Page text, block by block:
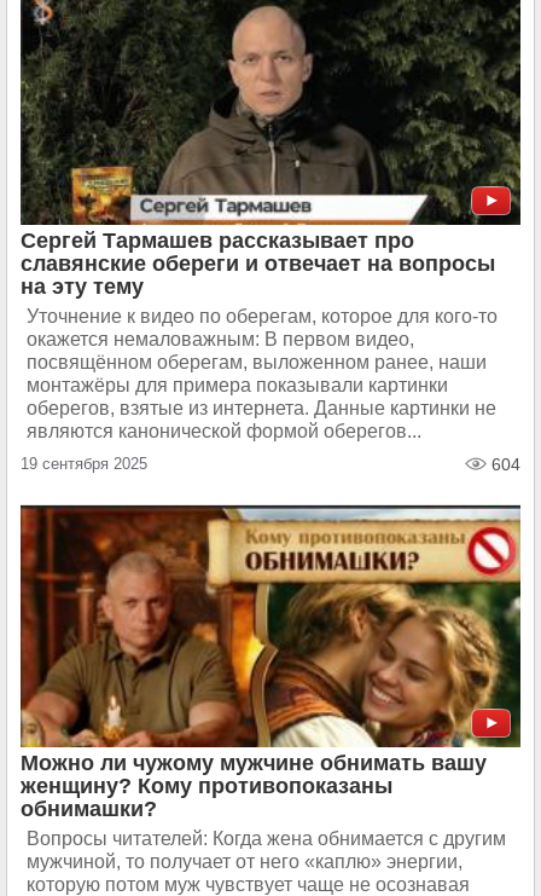
Сергей Тармашев рассказывает про
славянские обереги и отвечает на вопросы
на эту тему
Уточнение к видео по оберегам, которое для кого-то
окажется немаловажным: В первом видео,
посвящённом оберегам, выложенном ранее, наши
монтажёры для примера показывали картинки
оберегов, взятые из интернета. Данные картинки не
являются канонической формой оберегов...
19 сентября 2025 604
Можно ли чужому мужчине обнимать вашу
женщину? Кому противопоказаны
обнимашки?
Вопросы читателей: Когда жена обнимается с другим
мужчиной, то получает от него «каплю» энергии,
которую потом муж чувствует чаще не осознавая